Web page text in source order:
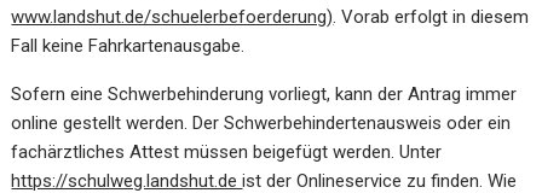
www.landshut.de/schuelerbefoerderung) . Vorab erfolgt in diesem
Fall keine Fahrkartenausgabe.
Sofern eine Schwerbehinderung vorliegt, kann der Antrag immer
online gestellt werden. Der Schwerbehindertenausweis oder ein
fachärztliches Attest müssen beigefügt werden. Unter
https://schulweg.landshut.deist der Onlineservice zu finden. Wie